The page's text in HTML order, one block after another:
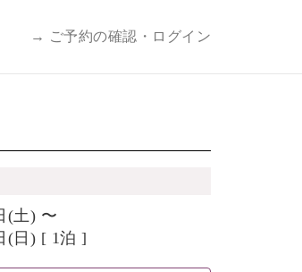
→ ご予約の確認・ログイン
(土) 〜
(日) [ 1泊 ]